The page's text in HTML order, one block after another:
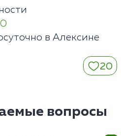
в Алексине
20
вопросы